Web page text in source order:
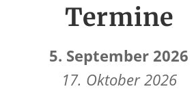
Termine
5. September 2026
17. Oktober 2026